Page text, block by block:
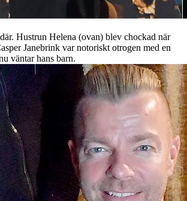
Hustrun Helena (ovan) blev chockad när
Janebrink var notoriskt otrogen med en
väntar hans barn.